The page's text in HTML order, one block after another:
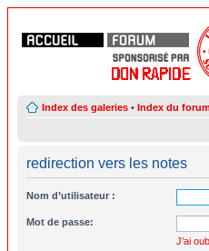
Index des galeries • Index du forum
redirection vers les notes
Nom d’utilisateur :
Mot de passe:
J’ai